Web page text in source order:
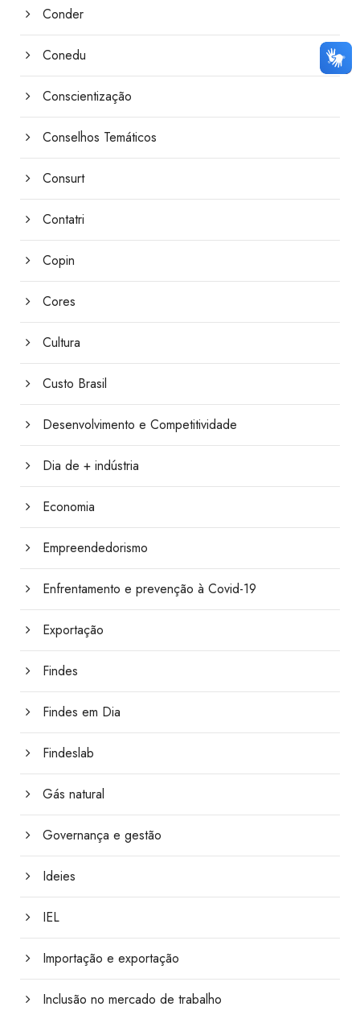
Conder
Conedu
Conscientização
Conselhos Temáticos
Consurt
Contatri
Copin
Cores
Cultura
Custo Brasil
Desenvolvimento e Competitividade
Dia de + indústria
Economia
Empreendedorismo
Enfrentamento e prevenção à Covid-19
Exportação
Findes
Findes em Dia
Findeslab
Gás natural
Governança e gestão
Ideies
IEL
Importação e exportação
Inclusão no mercado de trabalho